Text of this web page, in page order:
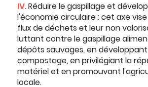
IV.Réduire le gaspillage et
l'économie circulaire : cet axe
flux de déchets et leur non
luttant contre le gaspillage
dépôts sauvages, en
compostage, en privilégiant la
matériel et en promouvant
locale.